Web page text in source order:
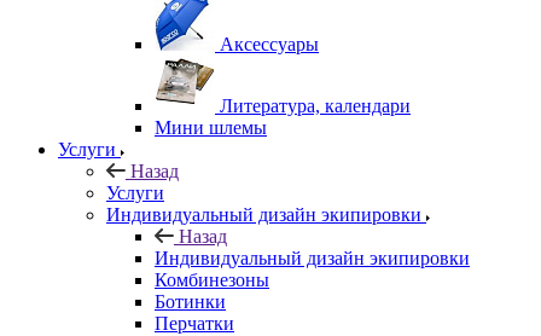
Аксессуары
Литература, календари
Мини шлемы
Услуги
Назад
Услуги
Индивидуальный дизайн экипировки
Назад
Индивидуальный дизайн экипировки
Комбинезоны
Ботинки
Перчатки